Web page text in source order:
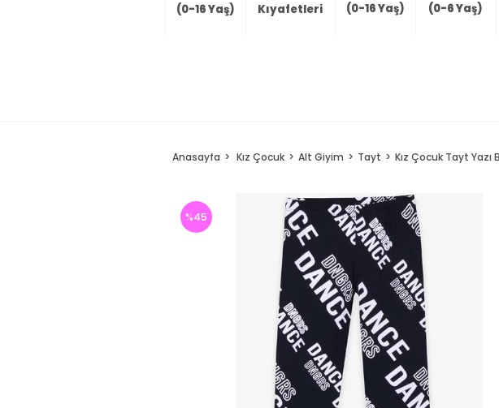
(0-16 Yaş)
Kıyafetleri
(0-16 Yaş)
(0-6 Yaş)
Anasayfa Kız Çocuk Alt Giyim Tayt Kız Çocuk Tayt Yazı
%45